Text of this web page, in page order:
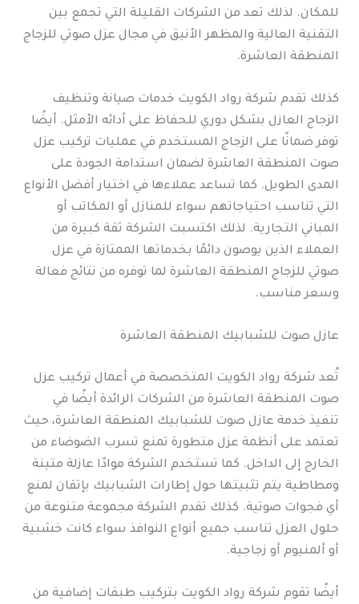
للمكان. لذلك تعد من الشركات القليلة التي تجمع بين
التقنية العالية والمظهر الأنيق في مجال عزل صوتي للزجاج
المنطقة العاشرة.
كذلك تقدم شركة رواد الكويت خدمات صيانة وتنظيف
الزجاج العازل بشكل دوري للحفاظ على أدائه الأمثل. أيضًا
توفر ضمانًا على الزجاج المستخدم في عمليات تركيب عزل
صوت المنطقة العاشرة لضمان استدامة الجودة على
المدى الطويل. كما تساعد عملاءها في اختيار أفضل الأنواع
التي تناسب احتياجاتهم سواء للمنازل أو المكاتب أو
المباني التجارية. لذلك اكتسبت الشركة ثقة كبيرة من
العملاء الذين يوصون دائمًا بخدماتها الممتازة في عزل
صوتي للزجاج المنطقة العاشرة لما توفره من نتائج فعالة
وسعر مناسب.
عازل صوت للشبابيك المنطقة العاشرة
تُعد شركة رواد الكويت المتخصصة في أعمال تركيب عزل
صوت المنطقة العاشرة من الشركات الرائدة أيضًا في
تنفيذ خدمة عازل صوت للشبابيك المنطقة العاشرة، حيث
تعتمد على أنظمة عزل متطورة تمنع تسرب الضوضاء من
الخارج إلى الداخل. كما تستخدم الشركة موادًا عازلة متينة
ومطاطية يتم تثبيتها حول إطارات الشبابيك بإتقان لمنع
أي فجوات صوتية. كذلك تقدم الشركة مجموعة متنوعة من
حلول العزل تناسب جميع أنواع النوافذ سواء كانت خشبية
أو ألمنيوم أو زجاجية.
أيضًا تقوم شركة رواد الكويت بتركيب طبقات إضافية من